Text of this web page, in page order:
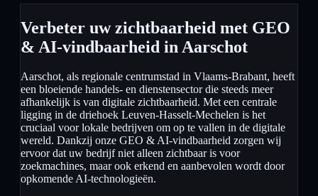
Verbeter uw zichtbaarheid met GEO
& AI-vindbaarheid in Aarschot
Aarschot, als regionale centrumstad in Vlaams-Brabant, heeft
een bloeiende handels- en dienstensector die steeds meer
afhankelijk is van digitale zichtbaarheid. Met een centrale
ligging in de driehoek Leuven-Hasselt-Mechelen is het
cruciaal voor lokale bedrijven om op te vallen in de digitale
wereld. Dankzij onze GEO & AI-vindbaarheid zorgen wij
ervoor dat uw bedrijf niet alleen zichtbaar is voor
zoekmachines, maar ook erkend en aanbevolen wordt door
opkomende AI-technologieën.